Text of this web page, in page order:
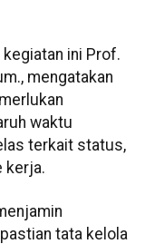
ini Prof.
mengatakan
waktu
terkait status,
kerja.
tata kelola